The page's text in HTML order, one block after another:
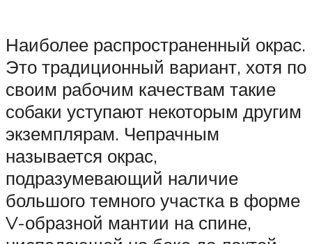
Наиболее распространенный окрас.
Это традиционный вариант, хотя по
своим рабочим качествам такие
собаки уступают некоторым другим
экземплярам. Чепрачным
называется окрас,
подразумевающий наличие
большого темного участка в форме
V-образной мантии на спине,